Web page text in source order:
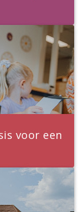
voor een